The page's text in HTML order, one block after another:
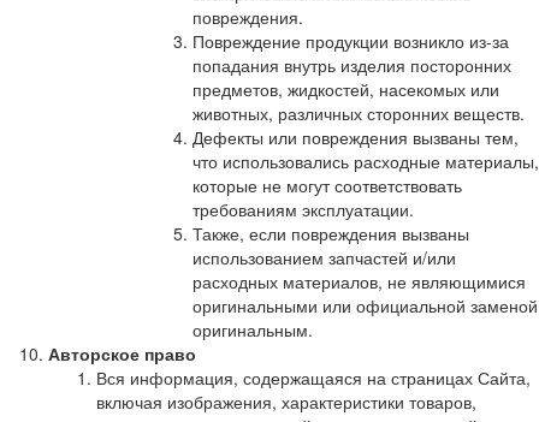
повреждения.
Повреждение продукции возникло из-за
попадания внутрь изделия посторонних
предметов, жидкостей, насекомых или
животных, различных сторонних веществ.
Дефекты или повреждения вызваны тем,
что использовались расходные материалы,
которые не могут соответствовать
требованиям эксплуатации.
Также, если повреждения вызваны
использованием запчастей и/или
расходных материалов, не являющимися
оригинальными или официальной заменой
оригинальным.
Авторское право
Вся информация, содержащаяся на страницах Сайта,
включая изображения, характеристики товаров,